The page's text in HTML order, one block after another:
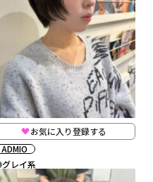
お気に入り登録する
ADMIO
グレイ系